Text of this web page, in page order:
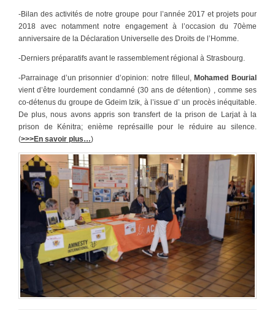
-Bilan des activités de notre groupe pour l’année 2017 et projets pour
2018 avec notamment notre engagement à l’occasion du 70ème
anniversaire de la Déclaration Universelle des Droits de l’Homme.
-Derniers préparatifs avant le rassemblement régional à Strasbourg.
-Parrainage d’un prisonnier d’opinion: notre filleul,Mohamed Bourial
vient d’être lourdement condamné (30 ans de détention) , comme ses
co-détenus du groupe de Gdeim Izik, à l’issue d’ un procès inéquitable.
De plus, nous avons appris son transfert de la prison de Larjat à la
prison de Kénitra; enième représaille pour le réduire au silence.
(>>>En savoir plus…)